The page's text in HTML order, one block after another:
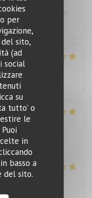
per
del sito,
(ad
social
su
tutto' o
le
in
basso a
del sito.
vol gezeten. Geen
Qualità / Prezzo
Qualità / Prezzo